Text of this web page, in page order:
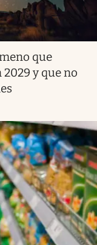
que
y que no